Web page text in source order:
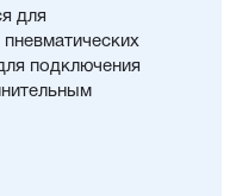
для
подключения